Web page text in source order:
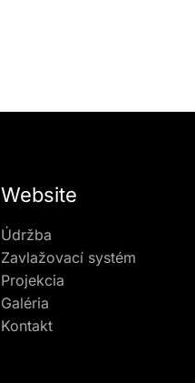
Website
Údržba
Zavlažovací systém
Projekcia
Galéria
Kontakt